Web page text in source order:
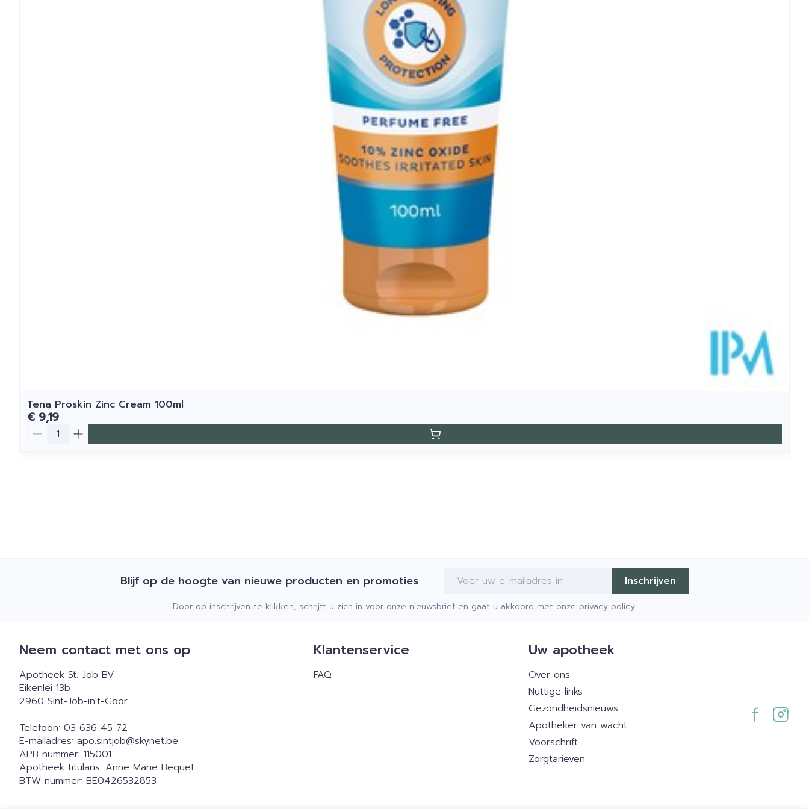
Tena Proskin Zinc Cream 100ml
€ 9,19
Aantal
Blijf op de hoogte van nieuwe producten en promoties E-mail adres Inschrijven
Door op inschrijven te klikken, schrijft u zich in voor onze nieuwsbrief en gaat u akkoord met onze privacy policy.
Neem contact met ons op
Apotheek St.-Job BV
Eikenlei 13b
2960 Sint-Job-in't-Goor
Telefoon: 03 636 45 72
E-mailadres: apo.sintjob@skynet.be
APB nummer: 115001
Apotheek titularis: Anne Marie Bequet
BTW nummer: BE0426532853
Klantenservice
FAQ
Uw apotheek
Over ons
Nuttige links
Gezondheidsnieuws
Apotheker van wacht
Voorschrift
Zorgtarieven